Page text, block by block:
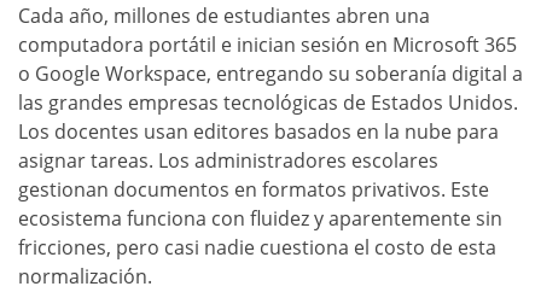
Cada año, millones de estudiantes abren una
computadora portátil e inician sesión en Microsoft 365
o Google Workspace, entregando su soberanía digital a
las grandes empresas tecnológicas de Estados Unidos.
Los docentes usan editores basados en la nube para
asignar tareas. Los administradores escolares
gestionan documentos en formatos privativos. Este
ecosistema funciona con fluidez y aparentemente sin
fricciones, pero casi nadie cuestiona el costo de esta
normalización.